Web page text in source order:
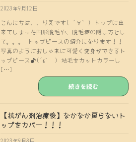
2023年9月12日
こんにちは、、りえです( ´∀｀) トップに出
来てしまった円形脱毛や、脱毛症の隠し方とし
て。。。 トップピースの紹介になります！！
写真のようにおしゃれに可愛く変身ができるト
ップピース♪(´ε｀ ) 地毛をカットカラーし
[…]
続きを読む
【抗がん剤治療後】なかなか戻らないト
ップをカバー！！！